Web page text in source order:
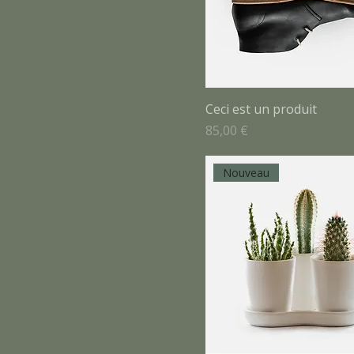
Ceci est un produit
Prix
85,00 €
Nouveau